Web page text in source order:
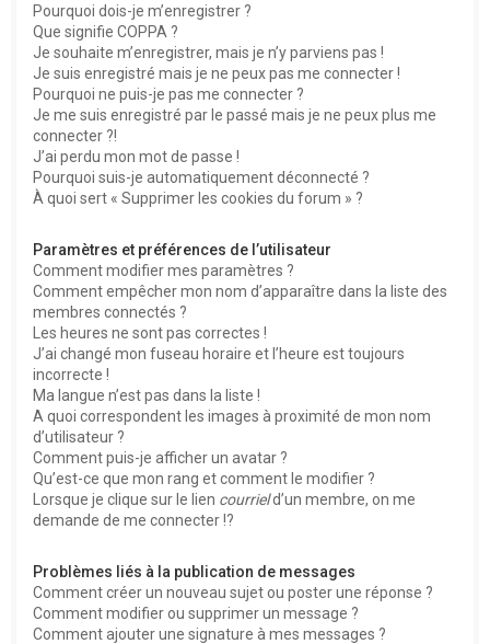
Pourquoi dois-je m’enregistrer ?
Que signifie COPPA ?
Je souhaite m’enregistrer, mais je n’y parviens pas !
Je suis enregistré mais je ne peux pas me connecter !
Pourquoi ne puis-je pas me connecter ?
Je me suis enregistré par le passé mais je ne peux plus me
connecter ?!
J’ai perdu mon mot de passe !
Pourquoi suis-je automatiquement déconnecté ?
À quoi sert « Supprimer les cookies du forum » ?
Paramètres et préférences de l’utilisateur
Comment modifier mes paramètres ?
Comment empêcher mon nom d’apparaître dans la liste des
membres connectés ?
Les heures ne sont pas correctes !
J’ai changé mon fuseau horaire et l’heure est toujours
incorrecte !
Ma langue n’est pas dans la liste !
A quoi correspondent les images à proximité de mon nom
d’utilisateur ?
Comment puis-je afficher un avatar ?
Qu’est-ce que mon rang et comment le modifier ?
Lorsque je clique sur le lien courrield’un membre, on me
demande de me connecter !?
Problèmes liés à la publication de messages
Comment créer un nouveau sujet ou poster une réponse ?
Comment modifier ou supprimer un message ?
Comment ajouter une signature à mes messages ?